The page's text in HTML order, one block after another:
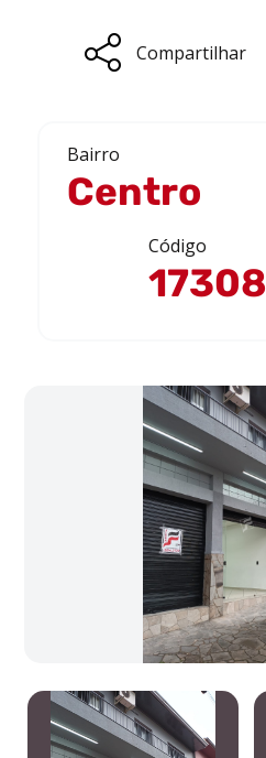
Compartilhar
Bairro
Centro
Código
17308